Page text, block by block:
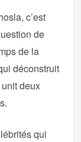
c’est
de
de la
déconstruit
deux
qui